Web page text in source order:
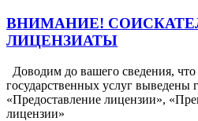
ВНИМАНИЕ!
ЛИЦЕНЗИАТЫ
Доводим до вашего сведения,
государственных услуг выведены
«Предоставление лицензии»,
лицензии»